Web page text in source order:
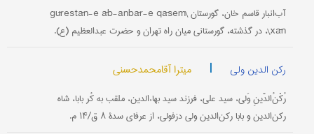
آب‌انبار قاسم خان، گورستان \gūrestān-e āb-anbār-e qāsem
xān\، در گذشته، گورستانی میان راه تهران و حضرت عبدالعظیم (ع).
رکن الدین ولی | میترا آقامحمدحسنی
رُکْنُ‌الدّینِ وَلی، سید علی، فرزند سید بهاءالدین، ملقب به کُر بابا، شاه
رکن‌الدین و بابا رکن‌الدین ولی دزفولی، از عرفای سدۀ ۸ ق/۱۴ م.